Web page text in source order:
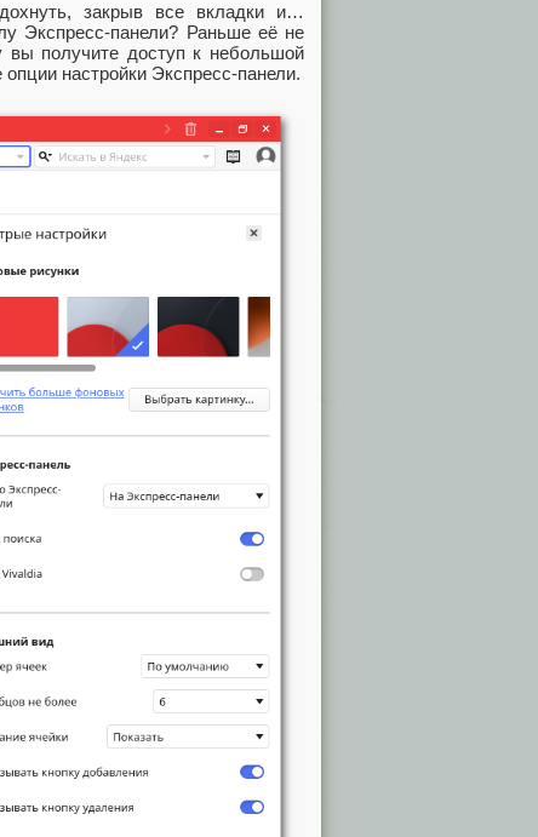
закрыв все вкладки и…
Экспресс-панели? Раньше её не
получите доступ к небольшой
настройки Экспресс-панели.